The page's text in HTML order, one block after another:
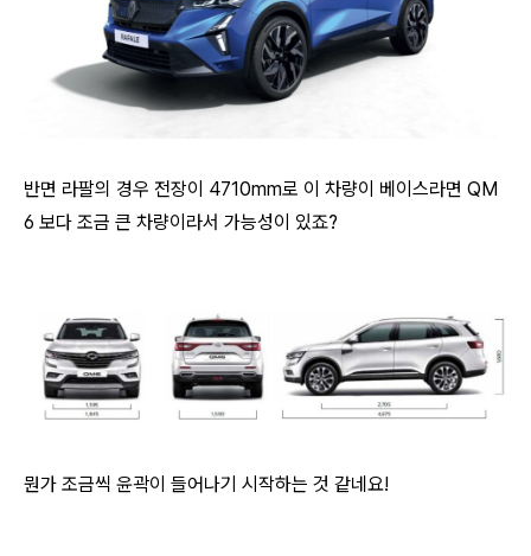
반면 라팔의 경우 전장이 4710mm로 이 차량이 베이스라면 QM
6 보다 조금 큰 차량이라서 가능성이 있죠?
뭔가 조금씩 윤곽이 들어나기 시작하는 것 같네요!